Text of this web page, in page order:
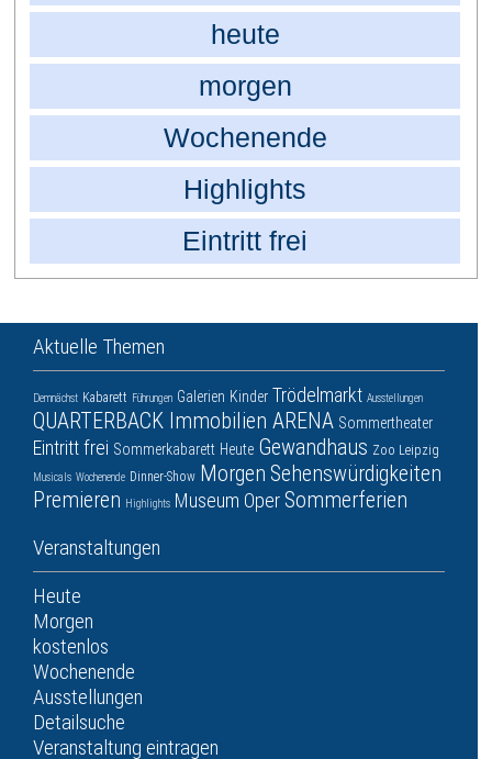
heute
morgen
Wochenende
Highlights
Eintritt frei
Aktuelle Themen
Demnächst Kabarett Führungen Galerien Kinder Trödelmarkt Ausstellungen
QUARTERBACK Immobilien ARENA Sommertheater
Eintritt frei Sommerkabarett Heute Gewandhaus Zoo Leipzig
Musicals Wochenende Dinner-Show Morgen Sehenswürdigkeiten
Premieren Highlights Museum OperSommerferien
Veranstaltungen
Heute
Morgen
kostenlos
Wochenende
Ausstellungen
Detailsuche
Veranstaltung eintragen